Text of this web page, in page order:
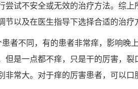
尝试不安全或无效的治疗方法。综
节以及在医生指导下选择合适的治疗
者不同，有的患者非常痒，影响晚
但是一点都不痒，只是干的厉害，
非常大。对于痒的厉害患者，可以口